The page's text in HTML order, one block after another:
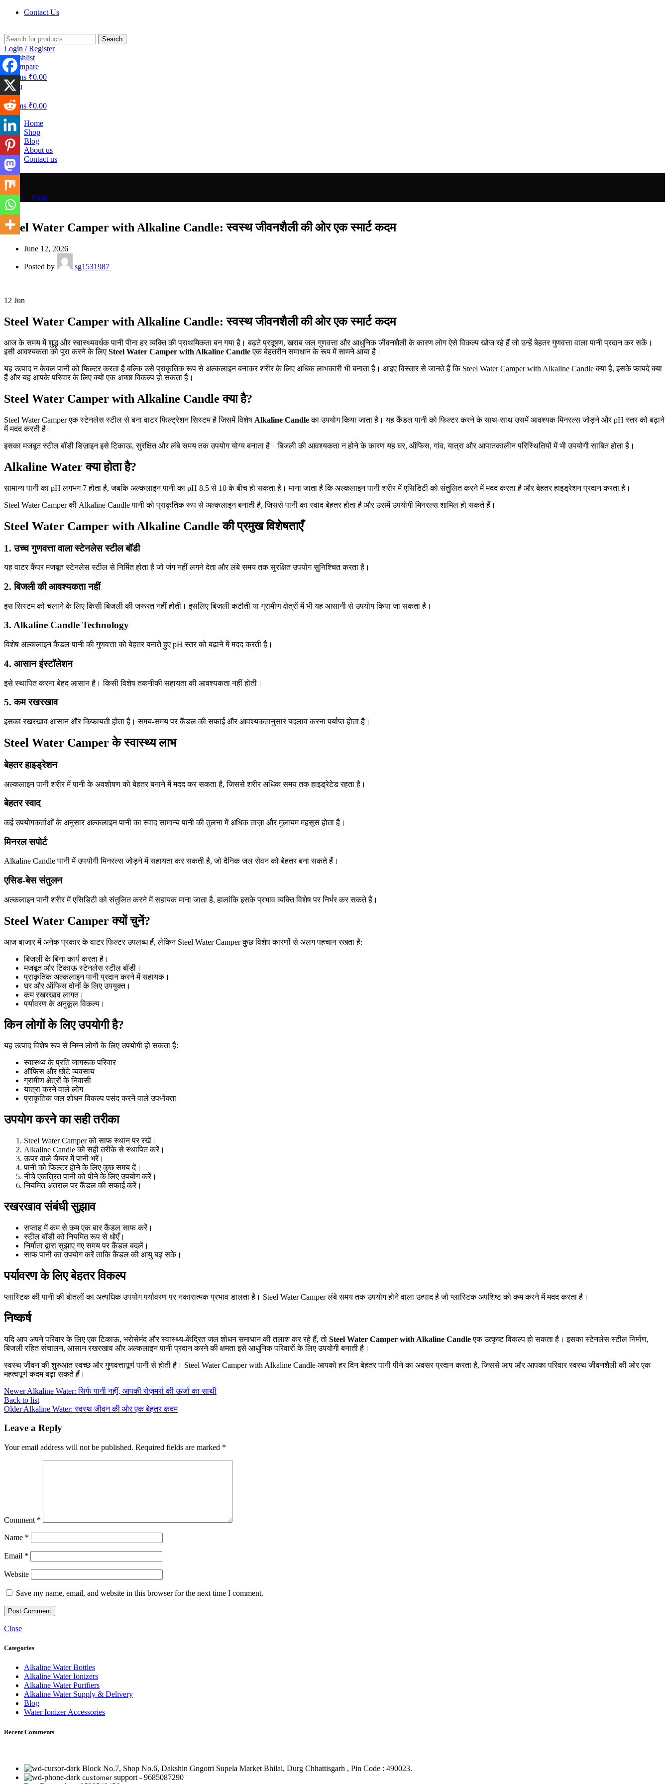
Contact Us
Search
Login / Register
0Wishlist
0 Compare
0items ₹0.00
Menu
0items ₹0.00
Home
Shop
Blog
About us
Contact us
Blog
Home Blog
Blog
Steel Water Camper with Alkaline Candle: स्वस्थ जीवनशैली की ओर एक स्मार्ट कदम
June 12, 2026
Posted by sg1531987
12 Jun
Steel Water Camper with Alkaline Candle: स्वस्थ जीवनशैली की ओर एक स्मार्ट कदम
आज के समय में शुद्ध और स्वास्थ्यवर्धक पानी पीना हर व्यक्ति की प्राथमिकता बन गया है। बढ़ते प्रदूषण, खराब जल गुणवत्ता और आधुनिक जीवनशैली के कारण लोग ऐसे विकल्प खोज रहे हैं जो उन्हें बेहतर गुणवत्ता वाला पानी प्रदान कर सकें।
इसी आवश्यकता को पूरा करने के लिए Steel Water Camper with Alkaline Candleएक बेहतरीन समाधान के रूप में सामने आया है।
यह उत्पाद न केवल पानी को फिल्टर करता है बल्कि उसे प्राकृतिक रूप से अल्कलाइन बनाकर शरीर के लिए अधिक लाभकारी भी बनाता है। आइए विस्तार से जानते हैं कि Steel Water Camper with Alkaline Candle क्या है, इसके फायदे क्या
हैं और यह आपके परिवार के लिए क्यों एक अच्छा विकल्प हो सकता है।
Steel Water Camper with Alkaline Candle क्या है?
Steel Water Camper एक स्टेनलेस स्टील से बना वाटर फिल्ट्रेशन सिस्टम है जिसमें विशेष Alkaline Candleका उपयोग किया जाता है। यह कैंडल पानी को फिल्टर करने के साथ-साथ उसमें आवश्यक मिनरल्स जोड़ने और pH स्तर को बढ़ाने
में मदद करती है।
इसका मजबूत स्टील बॉडी डिज़ाइन इसे टिकाऊ, सुरक्षित और लंबे समय तक उपयोग योग्य बनाता है। बिजली की आवश्यकता न होने के कारण यह घर, ऑफिस, गांव, यात्रा और आपातकालीन परिस्थितियों में भी उपयोगी साबित होता है।
Alkaline Water क्या होता है?
सामान्य पानी का pH लगभग 7 होता है, जबकि अल्कलाइन पानी का pH 8.5 से 10 के बीच हो सकता है। माना जाता है कि अल्कलाइन पानी शरीर में एसिडिटी को संतुलित करने में मदद करता है और बेहतर हाइड्रेशन प्रदान करता है।
Steel Water Camper की Alkaline Candle पानी को प्राकृतिक रूप से अल्कलाइन बनाती है, जिससे पानी का स्वाद बेहतर होता है और उसमें उपयोगी मिनरल्स शामिल हो सकते हैं।
Steel Water Camper with Alkaline Candle की प्रमुख विशेषताएँ
1. उच्च गुणवत्ता वाला स्टेनलेस स्टील बॉडी
यह वाटर कैंपर मजबूत स्टेनलेस स्टील से निर्मित होता है जो जंग नहीं लगने देता और लंबे समय तक सुरक्षित उपयोग सुनिश्चित करता है।
2. बिजली की आवश्यकता नहीं
इस सिस्टम को चलाने के लिए किसी बिजली की जरूरत नहीं होती। इसलिए बिजली कटौती या ग्रामीण क्षेत्रों में भी यह आसानी से उपयोग किया जा सकता है।
3. Alkaline Candle Technology
विशेष अल्कलाइन कैंडल पानी की गुणवत्ता को बेहतर बनाते हुए pH स्तर को बढ़ाने में मदद करती है।
4. आसान इंस्टॉलेशन
इसे स्थापित करना बेहद आसान है। किसी विशेष तकनीकी सहायता की आवश्यकता नहीं होती।
5. कम रखरखाव
इसका रखरखाव आसान और किफायती होता है। समय-समय पर कैंडल की सफाई और आवश्यकतानुसार बदलाव करना पर्याप्त होता है।
Steel Water Camper के स्वास्थ्य लाभ
बेहतर हाइड्रेशन
अल्कलाइन पानी शरीर में पानी के अवशोषण को बेहतर बनाने में मदद कर सकता है, जिससे शरीर अधिक समय तक हाइड्रेटेड रहता है।
बेहतर स्वाद
कई उपयोगकर्ताओं के अनुसार अल्कलाइन पानी का स्वाद सामान्य पानी की तुलना में अधिक ताज़ा और मुलायम महसूस होता है।
मिनरल सपोर्ट
Alkaline Candle पानी में उपयोगी मिनरल्स जोड़ने में सहायता कर सकती है, जो दैनिक जल सेवन को बेहतर बना सकते हैं।
एसिड-बेस संतुलन
अल्कलाइन पानी शरीर में एसिडिटी को संतुलित करने में सहायक माना जाता है, हालांकि इसके प्रभाव व्यक्ति विशेष पर निर्भर कर सकते हैं।
Steel Water Camper क्यों चुनें?
आज बाजार में अनेक प्रकार के वाटर फिल्टर उपलब्ध हैं, लेकिन Steel Water Camper कुछ विशेष कारणों से अलग पहचान रखता है:
बिजली के बिना कार्य करता है।
मजबूत और टिकाऊ स्टेनलेस स्टील बॉडी।
प्राकृतिक अल्कलाइन पानी प्रदान करने में सहायक।
घर और ऑफिस दोनों के लिए उपयुक्त।
कम रखरखाव लागत।
पर्यावरण के अनुकूल विकल्प।
किन लोगों के लिए उपयोगी है?
यह उत्पाद विशेष रूप से निम्न लोगों के लिए उपयोगी हो सकता है:
स्वास्थ्य के प्रति जागरूक परिवार
ऑफिस और छोटे व्यवसाय
ग्रामीण क्षेत्रों के निवासी
यात्रा करने वाले लोग
प्राकृतिक जल शोधन विकल्प पसंद करने वाले उपभोक्ता
उपयोग करने का सही तरीका
Steel Water Camper को साफ स्थान पर रखें।
Alkaline Candle को सही तरीके से स्थापित करें।
ऊपर वाले चैम्बर में पानी भरें।
पानी को फिल्टर होने के लिए कुछ समय दें।
नीचे एकत्रित पानी को पीने के लिए उपयोग करें।
नियमित अंतराल पर कैंडल की सफाई करें।
रखरखाव संबंधी सुझाव
सप्ताह में कम से कम एक बार कैंडल साफ करें।
स्टील बॉडी को नियमित रूप से धोएँ।
निर्माता द्वारा सुझाए गए समय पर कैंडल बदलें।
साफ पानी का उपयोग करें ताकि कैंडल की आयु बढ़ सके।
पर्यावरण के लिए बेहतर विकल्प
प्लास्टिक की पानी की बोतलों का अत्यधिक उपयोग पर्यावरण पर नकारात्मक प्रभाव डालता है। Steel Water Camper लंबे समय तक उपयोग होने वाला उत्पाद है जो प्लास्टिक अपशिष्ट को कम करने में मदद करता है।
निष्कर्ष
यदि आप अपने परिवार के लिए एक टिकाऊ, भरोसेमंद और स्वास्थ्य-केंद्रित जल शोधन समाधान की तलाश कर रहे हैं, तो Steel Water Camper with Alkaline Candleएक उत्कृष्ट विकल्प हो सकता है। इसका स्टेनलेस स्टील निर्माण,
बिजली रहित संचालन, आसान रखरखाव और अल्कलाइन पानी प्रदान करने की क्षमता इसे आधुनिक परिवारों के लिए उपयोगी बनाती है।
स्वस्थ जीवन की शुरुआत स्वच्छ और गुणवत्तापूर्ण पानी से होती है। Steel Water Camper with Alkaline Candle आपको हर दिन बेहतर पानी पीने का अवसर प्रदान करता है, जिससे आप और आपका परिवार स्वस्थ जीवनशैली की ओर एक
महत्वपूर्ण कदम बढ़ा सकते हैं।
Newer Alkaline Water: सिर्फ पानी नहीं, आपकी रोज़मर्रा की ऊर्जा का साथी
Back to list
Older Alkaline Water: स्वस्थ जीवन की ओर एक बेहतर कदम
Leave a Reply
Your email address will not be published. Required fields are marked *
Comment *
Name *
Email *
Website
Save my name, email, and website in this browser for the next time I comment.
Close
Categories
Alkaline Water Bottles
Alkaline Water Ionizers
Alkaline Water Purifiers
Alkaline Water Supply & Delivery
Blog
Water Ionizer Accessories
Recent Comments
Block No.7, Shop No.6, Dakshin Gngotri Supela Market Bhilai, Durg Chhattisgarh , Pin Code : 490023.
customer support - 9685087290